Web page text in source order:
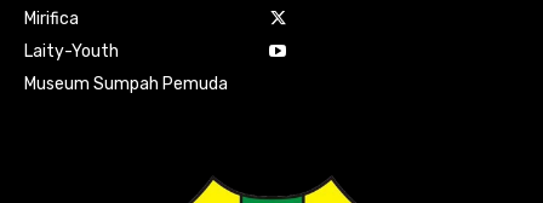
Mirifica
Laity-Youth
Museum Sumpah Pemuda